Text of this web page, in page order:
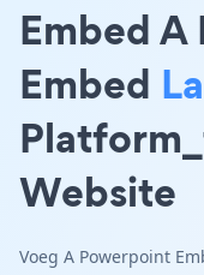
Embed
Embed
Website
Voeg A Powerpoint